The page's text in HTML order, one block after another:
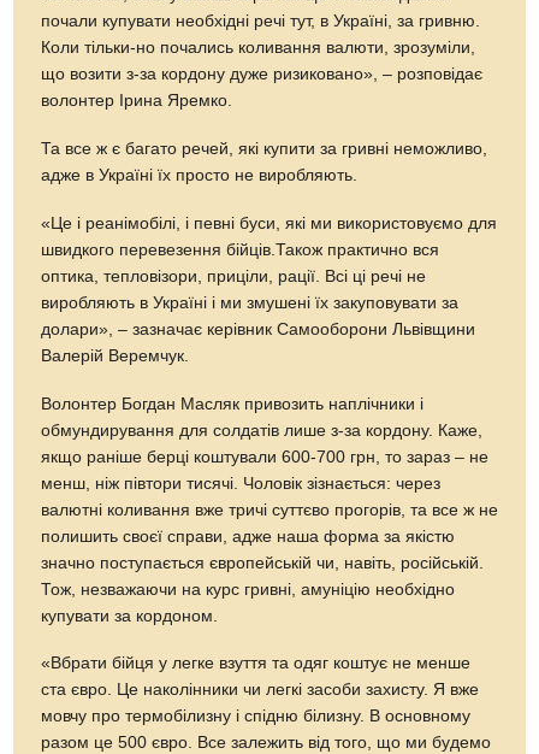
почали купувати необхідні речі тут, в Україні, за гривню.
Коли тільки-но почались коливання валюти, зрозуміли,
що возити з-за кордону дуже ризиковано», – розповідає
волонтер Ірина Яремко.
Та все ж є багато речей, які купити за гривні неможливо,
адже в Україні їх просто не виробляють.
«Це і реанімобілі, і певні буси, які ми використовуємо для
швидкого перевезення бійців.Також практично вся
оптика, тепловізори, приціли, рації. Всі ці речі не
виробляють в Україні і ми змушені їх закуповувати за
долари», – зазначає керівник Самооборони Львівщини
Валерій Веремчук.
Волонтер Богдан Масляк привозить наплічники і
обмундирування для солдатів лише з-за кордону. Каже,
якщо раніше берці коштували 600-700 грн, то зараз – не
менш, ніж півтори тисячі. Чоловік зізнається: через
валютні коливання вже тричі суттєво прогорів, та все ж не
полишить своєї справи, адже наша форма за якістю
значно поступається європейській чи, навіть, російській.
Тож, незважаючи на курс гривні, амуніцію необхідно
купувати за кордоном.
«Вбрати бійця у легке взуття та одяг коштує не менше
ста євро. Це наколінники чи легкі засоби захисту. Я вже
мовчу про термобілизну і спідню білизну. В основному
разом це 500 євро. Все залежить від того, що ми будемо